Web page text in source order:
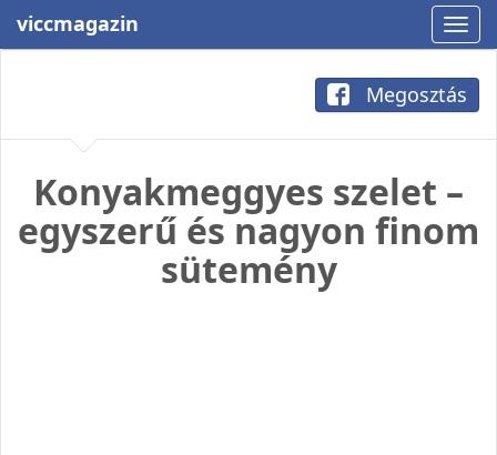
viccmagazin
Megosztás
Konyakmeggyes szelet –
egyszerű és nagyon finom
sütemény